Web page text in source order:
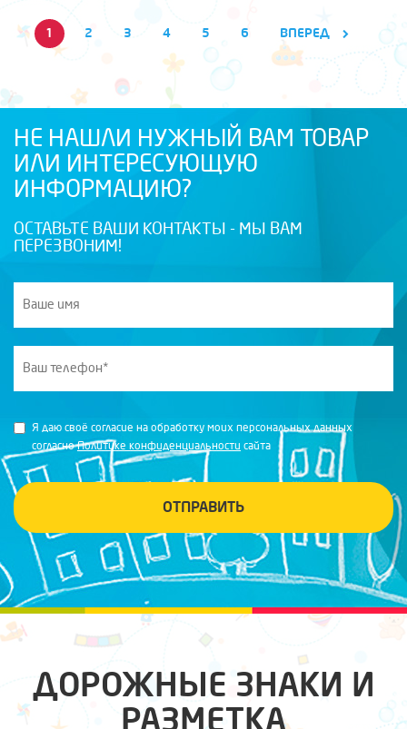
1 2 3 4 5 6 ВПЕРЕД
НЕ НАШЛИ НУЖНЫЙ ВАМ ТОВАР
ИЛИ ИНТЕРЕСУЮЩУЮ
ИНФОРМАЦИЮ?
ОСТАВЬТЕ ВАШИ КОНТАКТЫ - МЫ ВАМ
ПЕРЕЗВОНИМ!
Я даю своё согласие на обработку моих персональных данных
согласноПолитике конфиденциальности сайта
ОТПРАВИТЬ
ДОРОЖНЫЕ ЗНАКИ И
РАЗМЕТКА